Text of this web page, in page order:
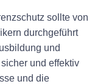
sollte von
durchgeführt
und
und effektiv
und die